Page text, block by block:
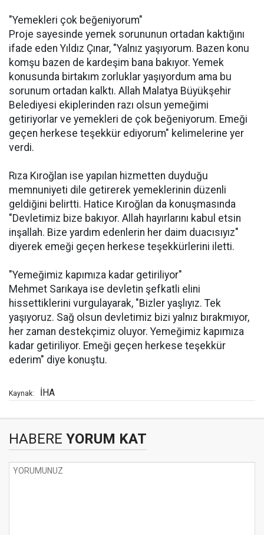
"Yemekleri çok beğeniyorum"
Proje sayesinde yemek sorununun ortadan kaktığını
ifade eden Yıldız Çınar, "Yalnız yaşıyorum. Bazen konu
komşu bazen de kardeşim bana bakıyor. Yemek
konusunda birtakım zorluklar yaşıyordum ama bu
sorunum ortadan kalktı. Allah Malatya Büyükşehir
Belediyesi ekiplerinden razı olsun yemeğimi
getiriyorlar ve yemekleri de çok beğeniyorum. Emeği
geçen herkese teşekkür ediyorum" kelimelerine yer
verdi.
Rıza Kıroğlan ise yapılan hizmetten duyduğu
memnuniyeti dile getirerek yemeklerinin düzenli
geldiğini belirtti. Hatice Kıroğlan da konuşmasında
"Devletimiz bize bakıyor. Allah hayırlarını kabul etsin
inşallah. Bize yardım edenlerin her daim duacısıyız"
diyerek emeği geçen herkese teşekkürlerini iletti.
"Yemeğimiz kapımıza kadar getiriliyor"
Mehmet Sarıkaya ise devletin şefkatli elini
hissettiklerini vurgulayarak, "Bizler yaşlıyız. Tek
yaşıyoruz. Sağ olsun devletimiz bizi yalnız bırakmıyor,
her zaman destekçimiz oluyor. Yemeğimiz kapımıza
kadar getiriliyor. Emeği geçen herkese teşekkür
ederim" diye konuştu.
Kaynak: İHA
HABERE YORUM KAT